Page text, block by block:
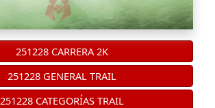
251228 CARRERA 2K
251228 GENERAL TRAIL
251228 CATEGORÍAS TRAIL